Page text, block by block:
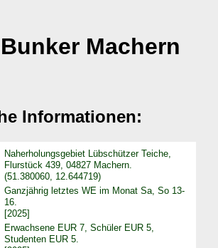
Machern
Informationen:
Naherholungsgebiet Lübschützer Teiche,
Flurstück 439, 04827 Machern.
(51.380060, 12.644719)
Ganzjährig letztes WE im Monat Sa, So 13-
16.
[2025]
Erwachsene EUR 7, Schüler EUR 5,
Studenten EUR 5.